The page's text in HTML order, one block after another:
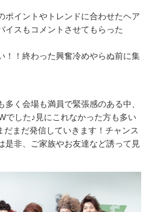
ポイントやトレンドに合わせたヘア
イスもコメントさせてもらった
！！終わった興奮冷めやらぬ前に集
多く会場も満員で緊張感のある中、
でした♪見にこれなかった方も多い
まだ発信していきます！チャンス
是非、ご家族やお友達など誘って見